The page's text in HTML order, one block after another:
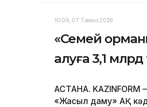
10:09, 07 Тамыз 2026
«Семей
алуға 3,1
АСТАНА. KAZINFORM
«Жасыл даму» АҚ